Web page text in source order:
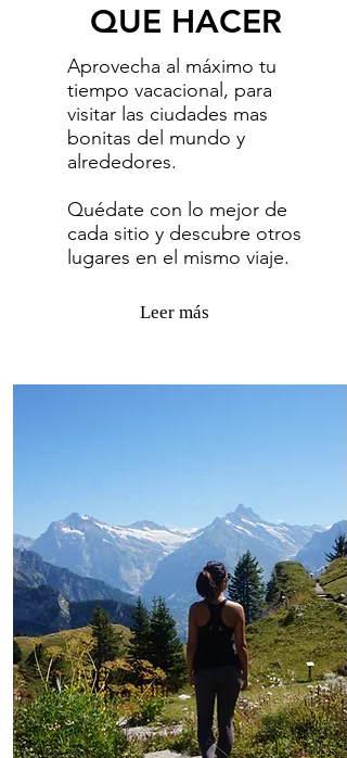
QUE HACER
Aprovecha al máximo tu
tiempo vacacional, para
visitar las ciudades mas
bonitas del mundo y
alrededores.
Quédate con lo mejor de
cada sitio y descubre otros
lugares en el mismo viaje.
Leer más